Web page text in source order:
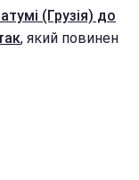
(Грузія) до
, який повинен